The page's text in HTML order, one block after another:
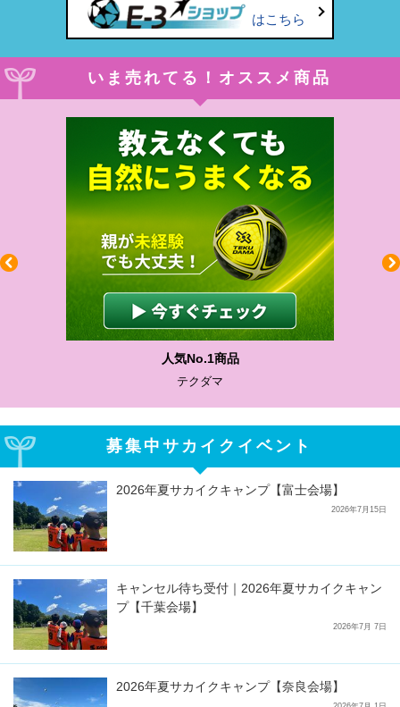
はこちら
いま売れてる！オススメ商品
わかりやすい質問に沿って書ける
サカイクサッカーノート
募集中サカイクイベント
2026年夏サカイクキャンプ【富士会場】
2026年7月15日
キャンセル待ち受付｜2026年夏サカイクキャン
プ【千葉会場】
2026年7月 7日
2026年夏サカイクキャンプ【奈良会場】